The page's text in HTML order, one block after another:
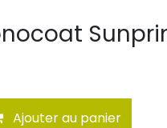
Ajouter au panier